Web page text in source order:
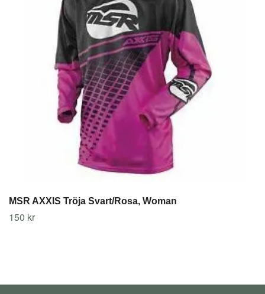
MSR AXXIS Tröja Svart/Rosa, Woman
150 kr